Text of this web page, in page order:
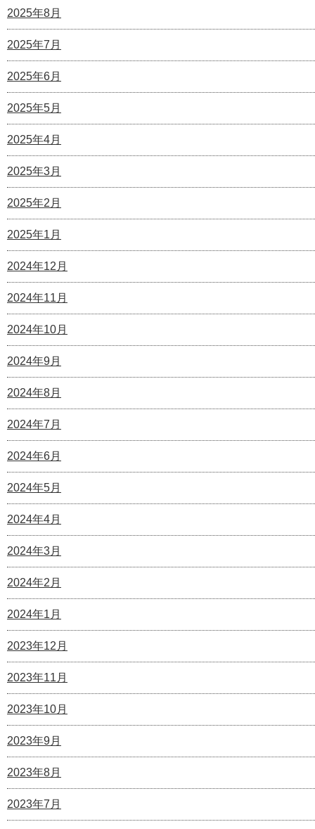
2025年8月
2025年7月
2025年6月
2025年5月
2025年4月
2025年3月
2025年2月
2025年1月
2024年12月
2024年11月
2024年10月
2024年9月
2024年8月
2024年7月
2024年6月
2024年5月
2024年4月
2024年3月
2024年2月
2024年1月
2023年12月
2023年11月
2023年10月
2023年9月
2023年8月
2023年7月